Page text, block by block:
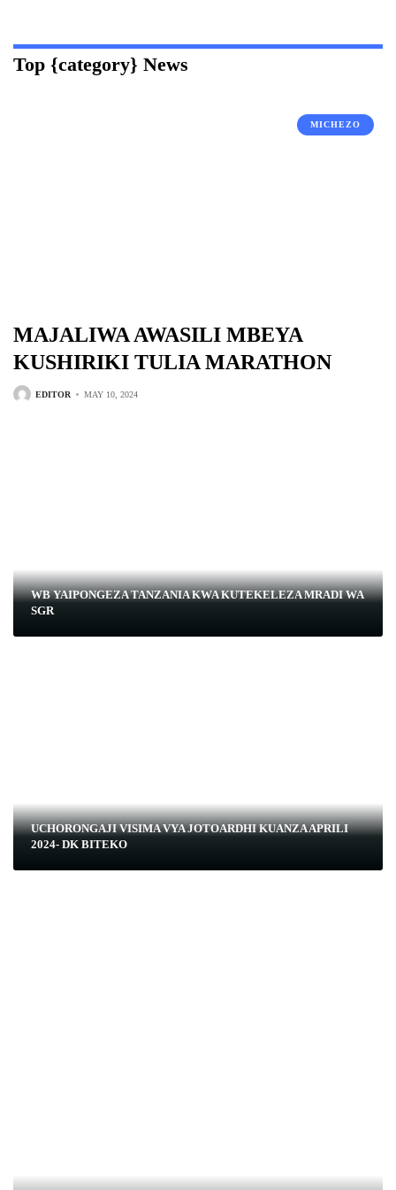
Top {category} News
MICHEZO
MAJALIWA AWASILI MBEYA
KUSHIRIKI TULIA MARATHON
EDITOR MAY 10, 2024
WB YAIPONGEZA TANZANIA KWA KUTEKELEZA MRADI WA
SGR
UCHORONGAJI VISIMA VYA JOTOARDHI KUANZA APRILI
2024- DK BITEKO